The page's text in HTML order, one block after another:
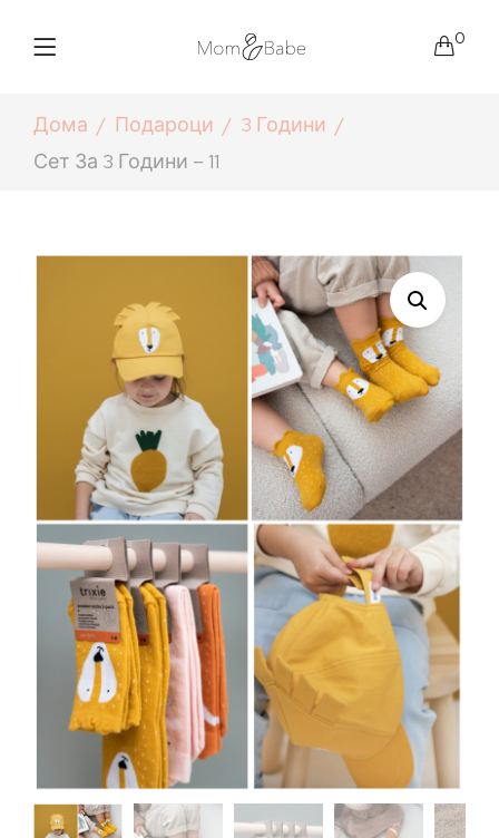
0
Дома Подароци
3 Години
Сет За 3 Години – 11